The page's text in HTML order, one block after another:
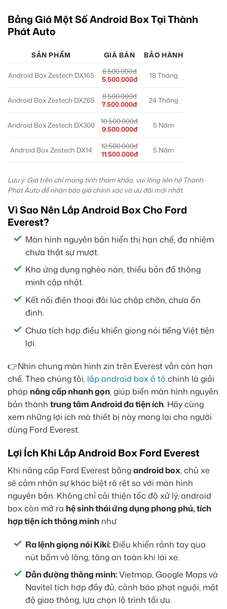
Bảng Giá Một Số Android Box Tại Thành
Phát Auto
SẢN PHẨM GIÁ BÁN BẢO HÀNH
Android Box Zestech DX165
6.500.000đ
5.500.000đ
18 Tháng
Android Box Zestech DX265
8.500.000đ
7.500.000đ
24 Tháng
Android Box Zestech DX300
10.500.000đ
9.500.000đ
5 Năm
Android Box Zestech DX14
12.500.000đ
11.500.000đ
5 Năm
Lưu ý: Giá trên chỉ mang tính tham khảo, vui lòng liên hệ Thành
Phát Auto để nhận báo giá chính xác và ưu đãi mới nhất.
Vì Sao Nên Lắp Android Box Cho Ford
Everest?
Màn hình nguyên bản hiển thị hạn chế, đa nhiệm
chưa thật sự mượt.
Kho ứng dụng nghèo nàn, thiếu bản đồ thông
minh cập nhật.
Kết nối điện thoại đôi lúc chập chờn, chưa ổn
định.
Chưa tích hợp điều khiển giọng nói tiếng Việt tiện
lợi.
👉Nhìn chung màn hình zin trên Everest vẫn còn hạn
chế. Theo chúng tôi, lắp android box ô tô chính là giải
pháp nâng cấp nhanh gọn, giúp biến màn hình nguyên
bản thành trung tâm Android đa tiện ích. Hãy cùng
xem những lợi ích mà thiết bị này mang lại cho người
dùng Ford Everest.
Lợi Ích Khi Lắp Android Box Ford Everest
Khi nâng cấp Ford Everest bằngandroid box, chủ xe
sẽ cảm nhận sự khác biệt rõ rệt so với màn hình
nguyên bản. Không chỉ cải thiện tốc độ xử lý, android
box còn mở ra hệ sinh thái ứng dụng phong phú, tích
hợp tiện ích thông minh như
Ra lệnh giọng nói Kiki:Điều khiển rảnh tay qua
nút bấm vô lăng, tăng an toàn khi lái xe.
Dẫn đường thông minh:Vietmap, Google Maps và
Navitel tích hợp đầy đủ, cảnh báo phạt nguội, mật
độ giao thông, lựa chọn lộ trình tối ưu.